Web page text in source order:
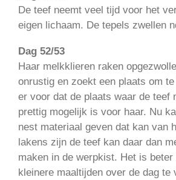
De teef neemt veel tijd voor het
eigen lichaam. De tepels zwellen
Dag 52/53
Haar melkklieren raken
onrustig en zoekt een plaats om
er voor dat de plaats waar de teef
prettig mogelijk is voor haar. Nu
nest materiaal geven dat kan van
lakens zijn de teef kan daar dan
maken in de werpkist. Het is beter
kleinere maaltijden over de dag te